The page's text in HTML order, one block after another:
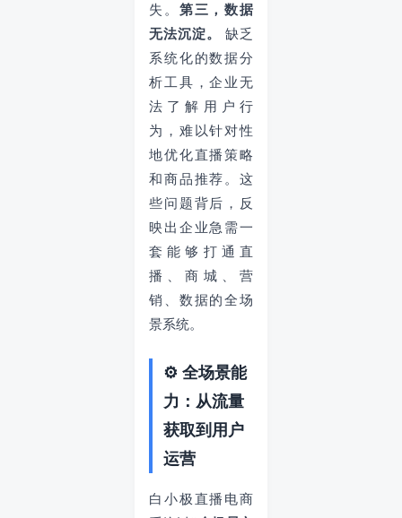
失。 第三，数据
无法沉淀。
缺乏
系统化的数据分
析工具，企业无
法了解用户行
为，难以针对性
地优化直播策略
和商品推荐。这
些问题背后，反
映出企业急需一
套能够打通直
播、商城、营
销、数据的全场
景系统。
⚙️ 全场景能
力：从流量
获取到用户
运营
白小极直播电商